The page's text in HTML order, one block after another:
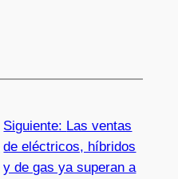
Siguiente: Las ventas
de eléctricos, híbridos
y de gas ya superan a